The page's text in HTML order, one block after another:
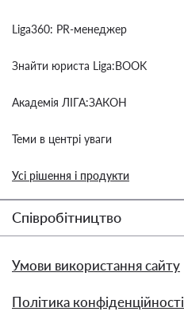
Liga360: PR-менеджер
Знайти юриста Liga:BOOK
Академія ЛІГА:ЗАКОН
Теми в центрі уваги
Усі рішення і продукти
Співробітництво
Умови використання сайту
Політика конфіденційності